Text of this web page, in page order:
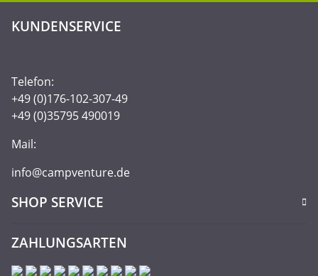
KUNDENSERVICE
Telefon:
+49 (0)176-102-307-49
+49 (0)35795 490019
Mail:
info@campventure.de
SHOP SERVICE
ZAHLUNGSARTEN